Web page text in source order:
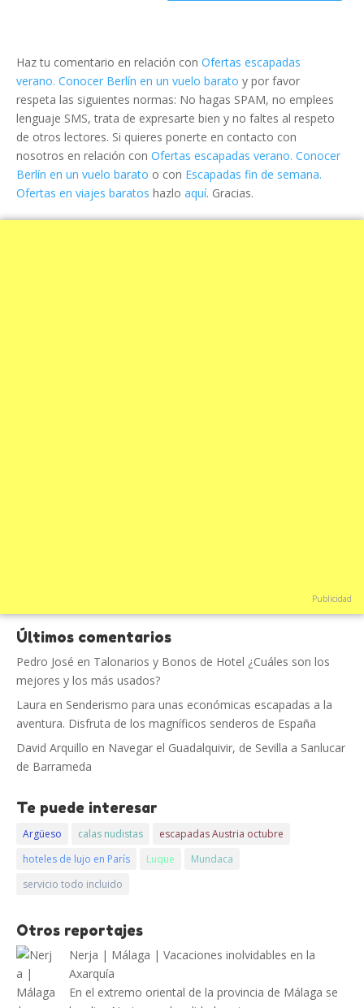
Haz tu comentario en relación con Ofertas escapadas
verano. Conocer Berlín en un vuelo barato y por favor
respeta las siguientes normas: No hagas SPAM, no emplees
lenguaje SMS, trata de expresarte bien y no faltes al respeto
de otros lectores. Si quieres ponerte en contacto con
nosotros en relación con Ofertas escapadas verano. Conocer
Berlín en un vuelo barato o con Escapadas fin de semana.
Ofertas en viajes baratos hazlo aquí. Gracias.
Publicidad
Últimos comentarios
Pedro José en Talonarios y Bonos de Hotel ¿Cuáles son los
mejores y los más usados?
Laura en Senderismo para unas económicas escapadas a la
aventura. Disfruta de los magníficos senderos de España
David Arquillo en Navegar el Guadalquivir, de Sevilla a Sanlucar
de Barrameda
Te puede interesar
Argüeso calas nudistas
escapadas Austria octubre
hoteles de lujo en París
Luque
Mundaca
servicio todo incluido
Otros reportajes
Nerja | Málaga | Vacaciones inolvidables en la
Axarquía
En el extremo oriental de la provincia de Málaga se